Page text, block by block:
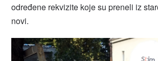
određene rekvizite koje su preneli iz
novi.